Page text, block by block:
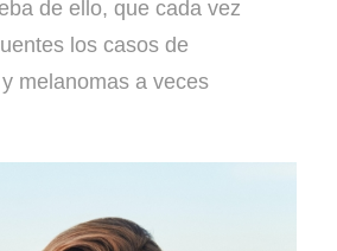
de ello, que cada vez
los casos de
melanomas a veces